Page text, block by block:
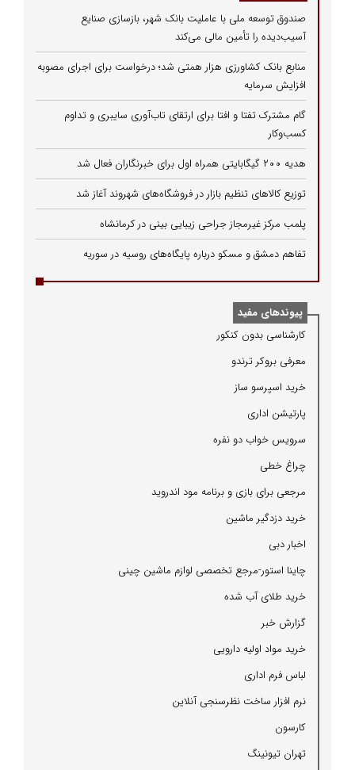
صندوق توسعه ملی با عاملیت بانک شهر، بازسازی صنایع
آسیب‌دیده را تأمین مالی می‌کند
منابع بانک کشاورزی هزار همتی شد؛ درخواست برای اجرای مصوبه
افزایش سرمایه
گام مشترک تفتا و افتا برای ارتقای تاب‌آوری سایبری و تداوم
کسب‌وکار
هدیه ۲۰۰ گیگابایتی همراه اول برای خبرنگاران فعال شد
توزیع کالاهای تنظیم بازار در فروشگاه‌های شهروند آغاز شد
پلمب مرکز غیرمجاز جراحی زیبایی بینی در کرمانشاه
تفاهم دمشق و مسکو درباره پایگاه‌های روسیه در سوریه
پیوندهای مفید
كارشناسی بدون كنكور
معرفی بروكر ترندو
خرید اسپرسو ساز
پارتیشن اداری
سرویس خواب دو نفره
چراغ خطی
مرجعی برای بازی و برنامه مود اندروید
خرید دزدگیر ماشین
اخبار دبی
چاینا استور-مرجع تخصصی لوازم ماشین چینی
خرید طلای آب شده
گزارش خبر
خرید مواد اولیه دارویی
لباس فرم اداری
نرم افزار ساخت نظرسنجی آنلاین
كارسون
تهران تیونینگ